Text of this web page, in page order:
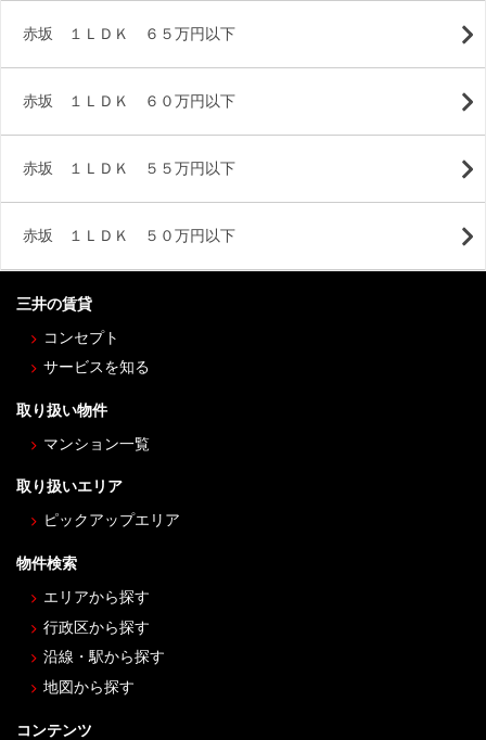
赤坂 １ＬＤＫ ６５万円以下
赤坂 １ＬＤＫ ６０万円以下
赤坂 １ＬＤＫ ５５万円以下
赤坂 １ＬＤＫ ５０万円以下
三井の賃貸
コンセプト
サービスを知る
取り扱い物件
マンション一覧
取り扱いエリア
ピックアップエリア
物件検索
エリアから探す
行政区から探す
沿線・駅から探す
地図から探す
コンテンツ